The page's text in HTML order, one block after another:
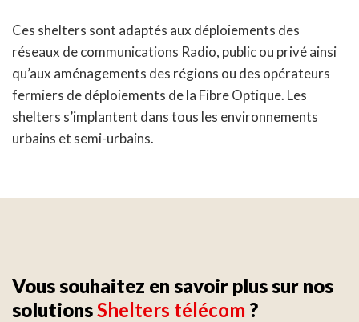
Ces shelters sont adaptés aux déploiements des
réseaux de communications Radio, public ou privé ainsi
qu’aux aménagements des régions ou des opérateurs
fermiers de déploiements de la Fibre Optique. Les
shelters s’implantent dans tous les environnements
urbains et semi-urbains.
Vous souhaitez en savoir plus sur nos
solutionsShelters télécom ?